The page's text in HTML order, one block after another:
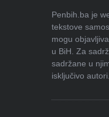
Penbih.ba je
tekstove
mogu
u BiH. Za
sadržane u
isključivo autori.